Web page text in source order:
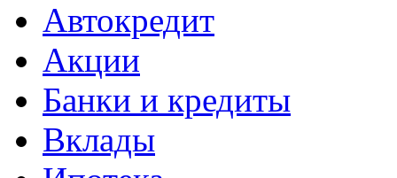
Автокредит
Акции
Банки и кредиты
Вклады